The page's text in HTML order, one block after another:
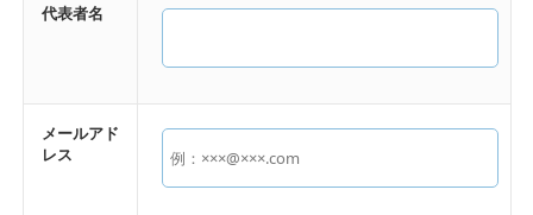
代表者名
メールアド
レス